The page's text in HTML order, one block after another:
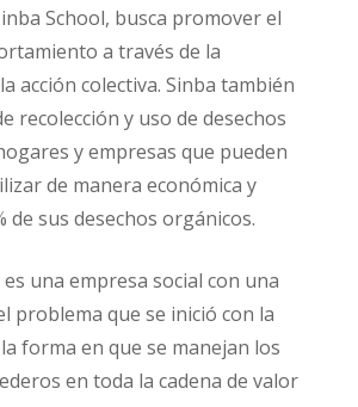
School, busca promover el
a través de la
acción colectiva. Sinba también
recolección y uso de desechos
y empresas que pueden
de manera económica y
de sus desechos orgánicos.
es una empresa social con una
problema que se inició con la
forma en que se manejan los
en toda la cadena de valor